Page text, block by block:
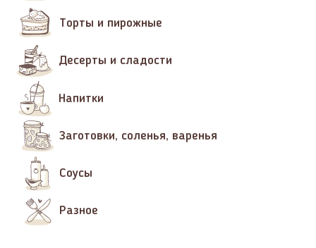
Торты и пирожные
Десерты и сладости
Напитки
Заготовки, соленья, варенья
Соусы
Разное